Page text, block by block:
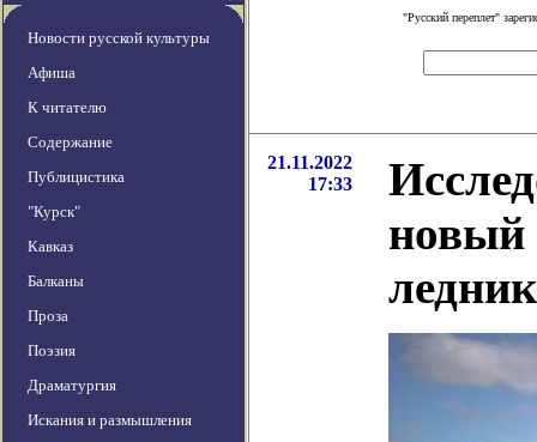
Новости русской культуры
Афиша
К читателю
Содержание
Публицистика
"Курск"
Кавказ
Балканы
Проза
Поэзия
Драматургия
Искания и размышления
"Русский переплет"
21.11.2022
17:33
новый